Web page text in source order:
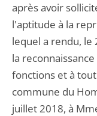
après avoir
l'aptitude à la
lequel a rendu, le
la
fonctions et à
commune du
juillet 2018, à